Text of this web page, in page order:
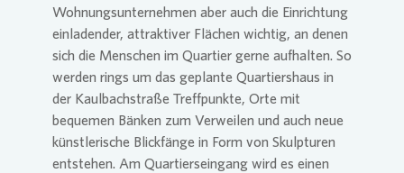
Wohnungsunternehmen aber auch die Einrichtung
einladender, attraktiver Flächen wichtig, an denen
sich die Menschen im Quartier gerne aufhalten. So
werden rings um das geplante Quartiershaus in
der Kaulbachstraße Treffpunkte, Orte mit
bequemen Bänken zum Verweilen und auch neue
künstlerische Blickfänge in Form von Skulpturen
entstehen. Am Quartierseingang wird es einen